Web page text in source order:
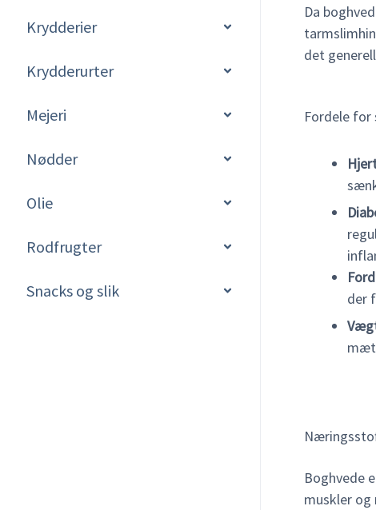
Krydderier
Krydderurter
Mejeri
Nødder
Olie
Rodfrugter
Snacks og slik
Da
det
Fordele
der
Boghvede
muskler og